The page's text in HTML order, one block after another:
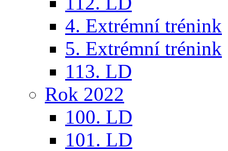
4. Extrémní trénink
5. Extrémní trénink
113. LD
Rok 2022
100. LD
101. LD